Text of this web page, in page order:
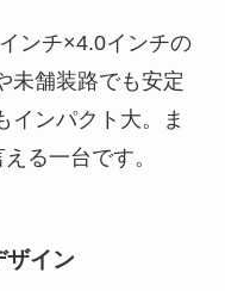
ンチ×4.0インチの
未舗装路でも安定
インパクト大。ま
る一台です。
ザイン